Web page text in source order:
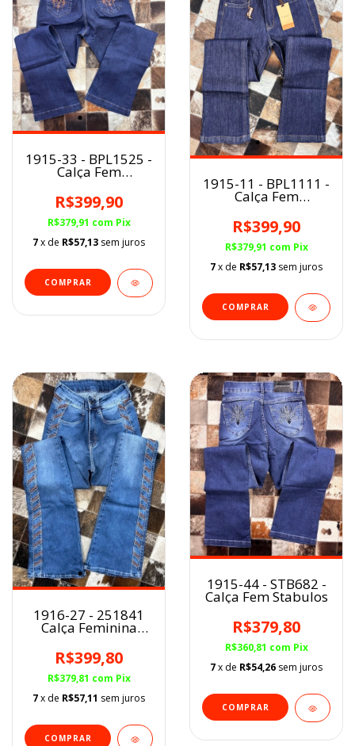
1915-33 - BPL1525 -
Calça Fem
Buphallos
R$399,90
R$379,91 com Pix
7x de R$57,13 sem juros
COMPRAR
1915-11 - BPL1111 -
Calça Fem
Buphallos BootCut
detalhe Horse
R$399,90
R$379,91 com Pix
7x de R$57,13 sem juros
COMPRAR
1916-27 - 251841
Calça Feminina
Minuty Cós Alto /
Bordada Flare
R$399,80
R$379,81 com Pix
7x de R$57,11 sem juros
COMPRAR
1915-44 - STB682 -
Calça Fem Stabulos
R$379,80
R$360,81 com Pix
7x de R$54,26 sem juros
COMPRAR